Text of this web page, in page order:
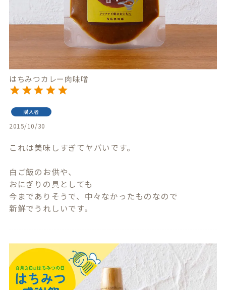
はちみつカレー肉味噌
購入者
2015/10/30
これは美味しすぎてヤバいです。
白ご飯のお供や、
おにぎりの具としても
今までありそうで、中々なかったものなので